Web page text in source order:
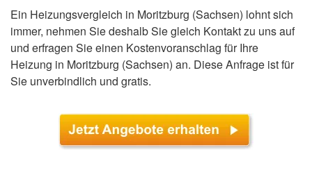
Ein Heizungsvergleich in Moritzburg (Sachsen) lohnt sich
immer, nehmen Sie deshalb Sie gleich Kontakt zu uns auf
und erfragen Sie einen Kostenvoranschlag für Ihre
Heizung in Moritzburg (Sachsen) an. Diese Anfrage ist für
Sie unverbindlich und gratis.